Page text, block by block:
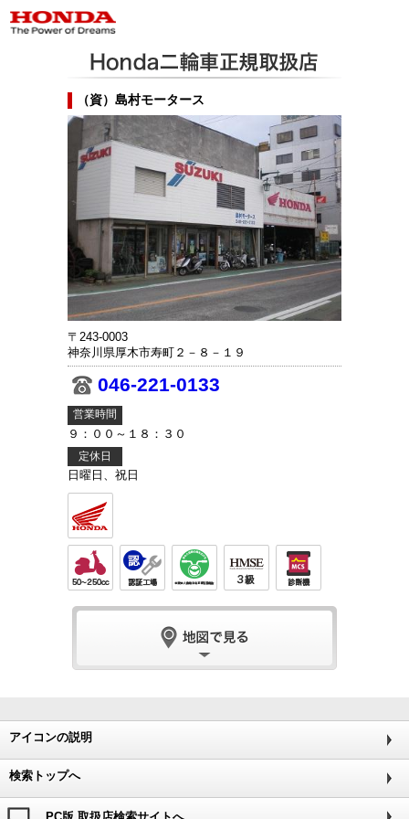
（資）島村モータース
〒243-0003
神奈川県厚木市寿町２－８－１９
046-221-0133
営業時間
９：００～１８：３０
定休日
日曜日、祝日
アイコンの説明
検索トップへ